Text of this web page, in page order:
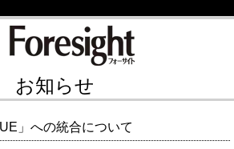
お知らせ
」への統合について